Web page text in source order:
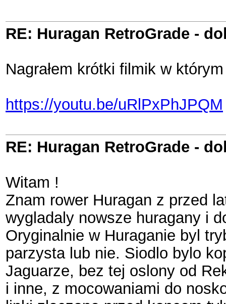
RE: Huragan RetroGrade -
Nagrałem krótki filmik w
https://youtu.be/uRlPxPhJPQM
RE: Huragan RetroGrade -
Witam !
Znam rower Huragan z przed
wygladaly nowsze huragany i
Oryginalnie w Huraganie byl
parzysta lub nie. Siodlo bylo
Jaguarze, bez tej oslony od
i inne, z mocowaniami do